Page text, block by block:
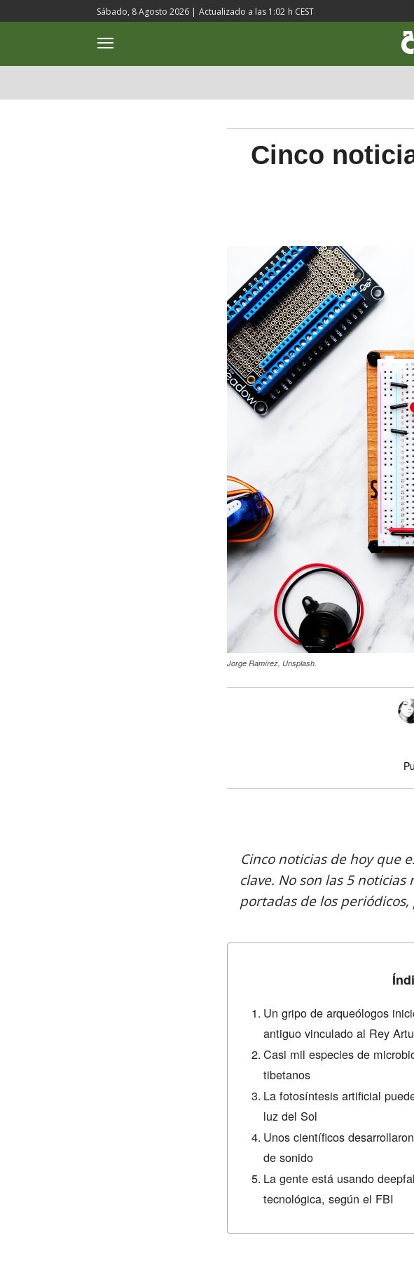
Sábado, 8 Agosto 2026 | Actualizado a las 1:02 h CEST
Cinco
Jorge Ramírez, Unsplash.
Cinco noticias de hoy que
clave. No son las 5
portadas de los
Un gripo de arqueólogos
antiguo vinculado al Rey
Casi mil especies de
tibetanos
La fotosíntesis artificial
luz del Sol
Unos científicos
de sonido
La gente está usando
tecnológica, según el FBI